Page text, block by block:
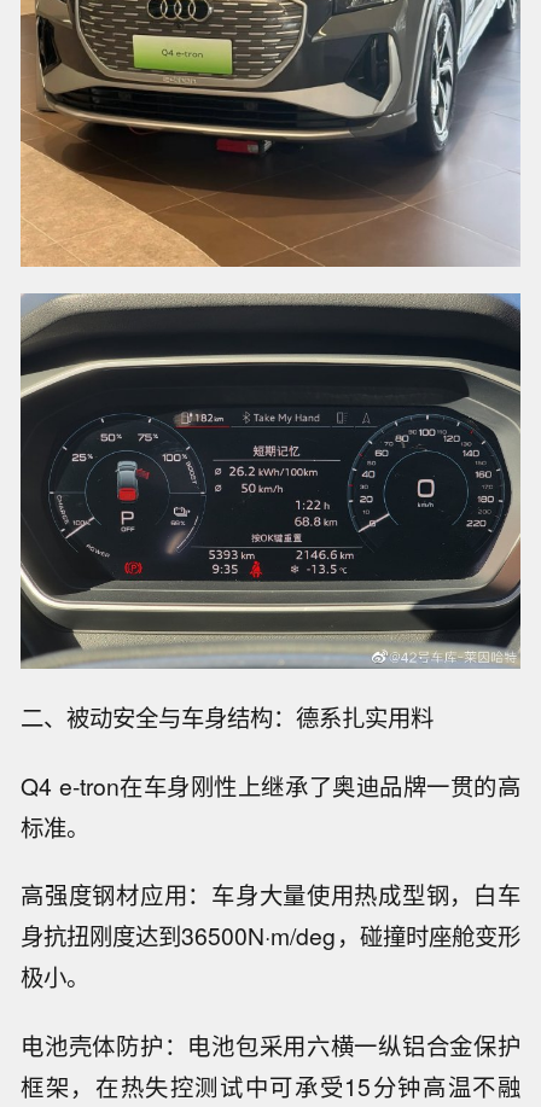
二、被动安全与车身结构：德系扎实用料
Q4 e-tron在车身刚性上继承了奥迪品牌一贯的高
标准。
高强度钢材应用：车身大量使用热成型钢，白车
身抗扭刚度达到36500N·m/deg，碰撞时座舱变形
极小。
电池壳体防护：电池包采用六横一纵铝合金保护
框架，在热失控测试中可承受15分钟高温不融